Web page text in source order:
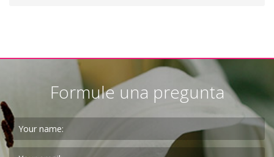
Formule una pregunta